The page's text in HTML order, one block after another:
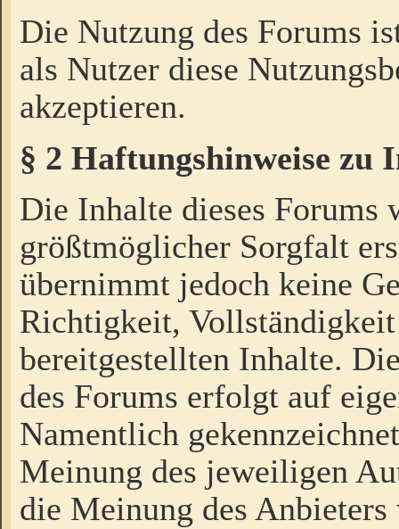
Die Nutzung des Forums
als Nutzer diese
akzeptieren.
§ 2 Haftungshinweise zu
Die Inhalte dieses Forums
größtmöglicher Sorgfalt
übernimmt jedoch keine
Richtigkeit,
bereitgestellten Inhalte.
des Forums erfolgt auf
Namentlich
Meinung des jeweiligen
die Meinung des Anbieters